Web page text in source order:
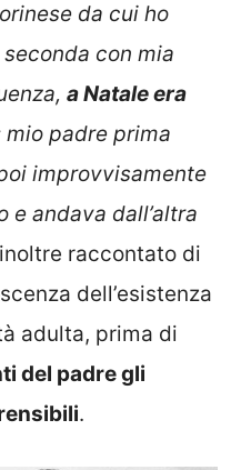
da cui ho
con mia
a Natale era
mio padre prima
improvvisamente
e andava dall’altra
raccontato di
dell’esistenza
adulta, prima di
del padre gli
.